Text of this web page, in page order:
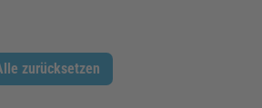
zurücksetzen